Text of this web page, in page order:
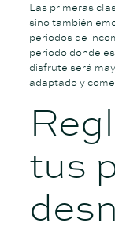
Las primeras
sino también
periodos de
periodo donde
disfrute será
adaptado y
tus